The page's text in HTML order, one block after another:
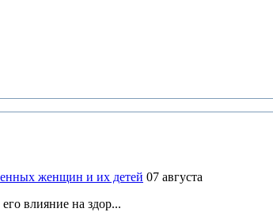
женщин и их детей 07 августа
влияние на здор...